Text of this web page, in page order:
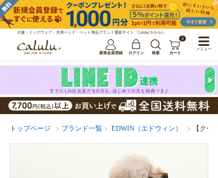
犬服・ドッグウェア・犬用ベッド・ペット用品ブランド通販サイト「Calulu(カルル)」
新規会員登録 ログイン 検索
0
カート
トップページ ブランド一覧 EDWIN（エドウィン） 【クー
メニュー